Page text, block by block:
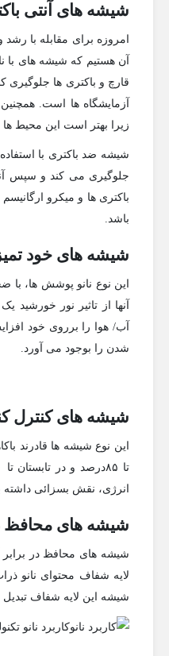
شیشه های آنتی
امروزه برای مقابله با رشد و
آن هستیم که شیشه های با
قارچ و باکتری ها جلوگیری
آزمایشگاه ها است. همچنین
زیرا بهتر است این محیط ها
شیشه ضد باکتری با
باکتری ها و میکرو
باشد.
شیشه های خود
این نوع نانو پوشش ها،
آنها از تاثیر نور
آب/ هوا را برروی خود
شدن را بوجود می آورد.
شیشه های کنترل
این نوع شیشه ها قادرند
انرژی، نقش بسزائی داشته
شیشه های محافظ
شیشه های محافظ در برابر
شیشه این لایه شفاف